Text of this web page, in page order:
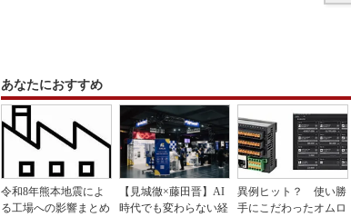
あなたにおすすめ
令和8年熊本地震によ
る工場への影響まとめ
【見城徹×藤田晋】AI
時代でも変わらない経
異例ヒット？ 使い勝
手にこだわったオムロ